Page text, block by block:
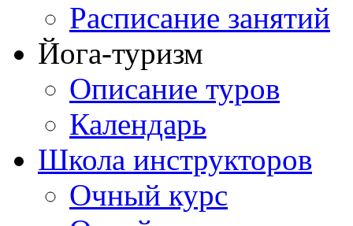
Расписание занятий
Йога-туризм
Описание туров
Календарь
Школа инструкторов
Очный курс